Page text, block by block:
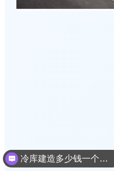
冷库建造多少钱一个平方